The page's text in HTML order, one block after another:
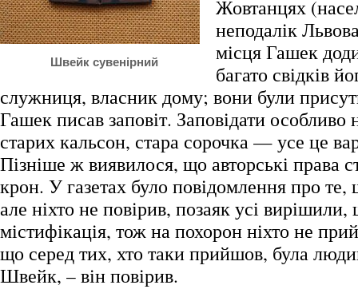
Швейк сувенірний
Жовтанцях
неподалік
місця Гашек
багато свідків
служниця, власник дому; вони були
Гашек писав заповіт. Заповідати особливо
старих кальсон, стара сорочка — усе це
Пізніше ж виявилося, що авторські права
крон. У газетах було повідомлення про
але ніхто не повірив, позаяк усі
містифікація, тож на похорон ніхто не
що серед тих, хто таки прийшов, була
Швейк, – він повірив.